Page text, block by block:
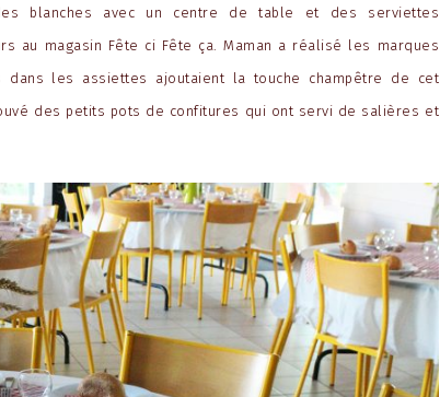
blanches avec un centre de table et des serviettes
au magasin Fête ci Fête ça . Maman a réalisé les marques
dans les assiettes ajoutaient la touche champêtre de cet
des petits pots de confitures qui ont servi de salières et